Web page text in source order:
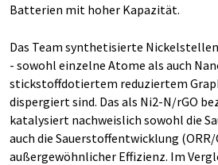
Batterien mit hoher Kapazität.
Das Team synthetisierte
- sowohl einzelne Atome als auch
stickstoffdotiertem reduziertem
dispergiert sind. Das als Ni2-N/rGO
katalysiert nachweislich sowohl die
auch die Sauerstoffentwicklung
außergewöhnlicher Effizienz. Im